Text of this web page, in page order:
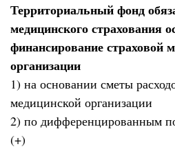
Территориальный фонд
медицинского страхования
финансирование страховой
организации
1) на основании сметы
медицинской организации
2) по дифференцированным
(+)